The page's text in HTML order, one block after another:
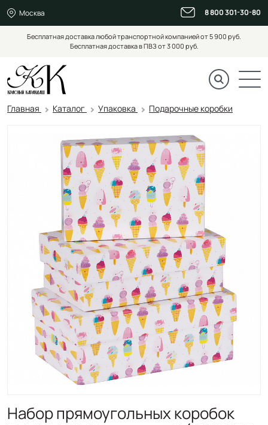
Москва 8 800 301-30-80
Бесплатная доставка любой транспортной компанией от 5 900 руб.
Бесплатная доставка в ПВЗ от 3 000 руб.
Главная Каталог Упаковка Подарочные коробки
Набор прямоугольных коробок